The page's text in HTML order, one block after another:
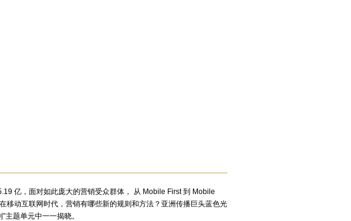
亿，面对如此庞大的营销受众群体， 从 Mobile First 到 Mobile
移动互联网时代，营销有哪些新的规则和方法？亚洲传播巨头蓝色光
题单元中一一揭晓。